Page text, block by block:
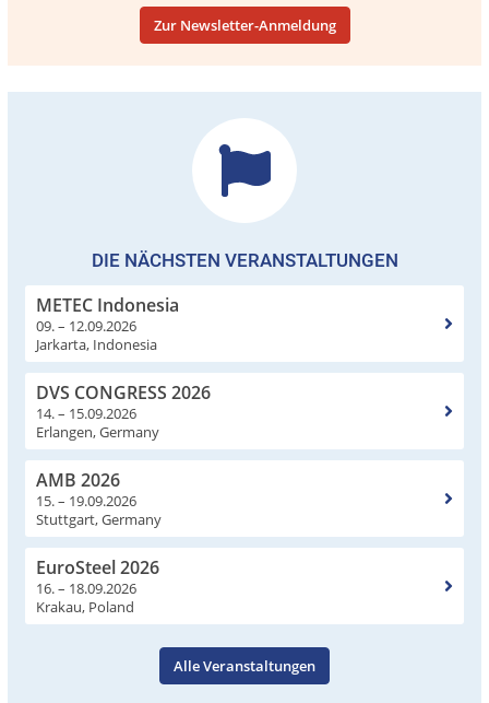
Zur Newsletter-Anmeldung
DIE NÄCHSTEN VERANSTALTUNGEN
METEC Indonesia
09. – 12.09.2026
Jarkarta, Indonesia
DVS CONGRESS 2026
14. – 15.09.2026
Erlangen, Germany
AMB 2026
15. – 19.09.2026
Stuttgart, Germany
EuroSteel 2026
16. – 18.09.2026
Krakau, Poland
Alle Veranstaltungen